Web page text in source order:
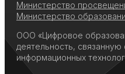
Министерство
Министерство
ООО «Цифровое
деятельность,
информационных